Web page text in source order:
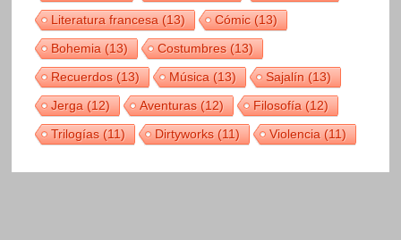
Literatura francesa(13) Cómic(13)
Bohemia(13) Costumbres(13)
Recuerdos(13) Música(13) Sajalín(13)
Jerga(12) Aventuras(12) Filosofía(12)
Trilogías(11) Dirtyworks(11) Violencia(11)